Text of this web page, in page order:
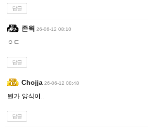
답글
존윅 26-06-12 08:10
ㅇㄷ
답글
Chojja 26-06-12 08:48
뭔가 양식이..
답글